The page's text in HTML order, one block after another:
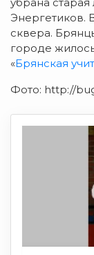
Энергетиков.
сквера.
городе
«Брянская
Фото: http://